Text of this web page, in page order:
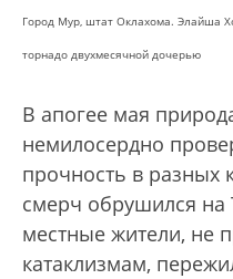
Город Мур, штат Оклахома. Элайша
торнадо двухмесячной дочерью
В апогее мая
немилосердно
прочность в разных
смерч обрушился
местные жители, не
катаклизмам,